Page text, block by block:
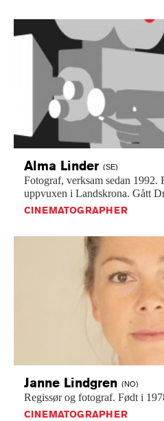
Alma Linder (SE)
Fotograf, verksam sedan 1992.
uppvuxen i Landskrona. Gått
CINEMATOGRAPHER
Janne Lindgren (NO)
Regissør og fotograf. Født i
CINEMATOGRAPHER